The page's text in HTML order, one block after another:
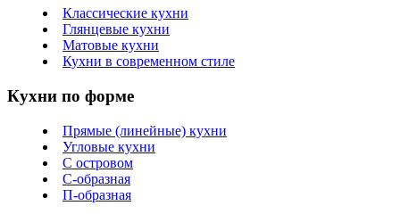
Классические кухни
Глянцевые кухни
Матовые кухни
Кухни в современном стиле
Кухни по форме
Прямые (линейные) кухни
Угловые кухни
С островом
С-образная
П-образная